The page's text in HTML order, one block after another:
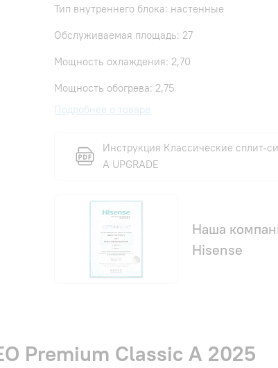
Тип внутреннего блока: настенные
Обслуживаемая площадь: 27
Мощность охлаждения: 2,70
Мощность обогрева: 2,75
Подробнее о товаре
Инструкция Классические сплит-
A UPGRADE
Наша
Hisense
Premium Classic A 2025